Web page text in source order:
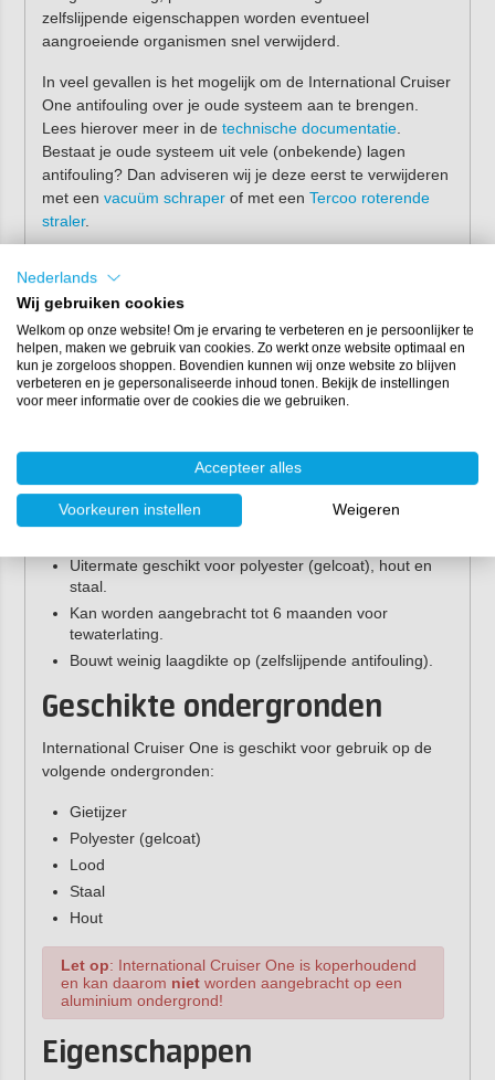
zelfslijpende eigenschappen worden eventueel
aangroeiende organismen snel verwijderd.
In veel gevallen is het mogelijk om de International Cruiser
One antifouling over je oude systeem aan te brengen.
Lees hierover meer in de technische documentatie.
Bestaat je oude systeem uit vele (onbekende) lagen
antifouling? Dan adviseren wij je deze eerst te verwijderen
met een vacuüm schraperof met een Tercoo roterende
straler.
Let op: deze antifouling is niet geschikt voor
vaarwater.
dan deInternational Micron LZ
Interspeed Extra(hard) antifouling.
Voordelen International
Cruiser One antifouling
Als je de antifouling van International Cruiser One gaat
gebruiken geniet je direct van enkele voordelen. Wij zetten
ze even voor je op een rij:
Uitermate geschikt voor polyester (gelcoat), hout en
staal.
Kan worden aangebracht tot 6 maanden voor
tewaterlating.
Bouwt weinig laagdikte op (zelfslijpende antifouling).
Geschikte ondergronden
International Cruiser One is geschikt voor gebruik op de
volgende ondergronden:
Gietijzer
Polyester (gelcoat)
Lood
Staal
Hout
Let op: International Cruiser One is koperhoudend
en kan daarom niet worden aangebracht op een
aluminium ondergrond!
Eigenschappen
Nederlands
Wij gebruiken cookies
Welkom op onze website! Om je ervaring te verbeteren en je persoonlijker te
helpen, maken we gebruik van cookies. Zo werkt onze website optimaal en
kun je zorgeloos shoppen. Bovendien kunnen wij onze website zo blijven
verbeteren en je gepersonaliseerde inhoud tonen. Bekijk de instellingen
voor meer informatie over de cookies die we gebruiken.
Accepteer alles
Voorkeuren instellen Weigeren